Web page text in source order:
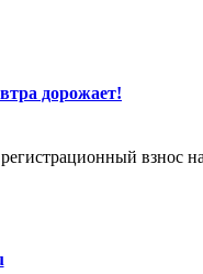
дорожает!
взнос